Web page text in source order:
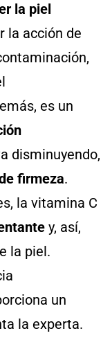
la piel
la acción de
es un
disminuyendo,
firmeza.
la vitamina C
y, así,
la piel.
un
la experta.